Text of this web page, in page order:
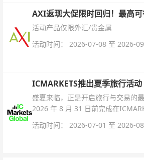
AXI返现大促限时回归！最高
活动产品仅限外汇/贵金属
活动时间： 2026-07-08 至 2026-
ICMARKETS推出夏季旅行活动
盛夏来临，正是开启旅行与交易的
2026 年 8 月 31 日前完成在
活动时间： 2026-07-01 至 2026-